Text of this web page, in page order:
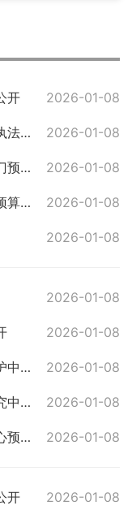
开 2026-01-08
2026年度汨罗市文化市场综合行政执法大队部门预算公开 2026-01-08
2026年度汨罗市文化旅游广电局部门预算公开 2026-01-08
2026年度汨罗市文化旅游发展中心预算公开 2026-01-08
2026-01-08
2026-01-08
2026-01-08
2026年度汨罗市考古研究和文物保护中心部门预算公开 2026-01-08
2026年度汨罗江畔端午习俗传承研究中心部门预算公开 2026-01-08
2026年度汨罗市屈子文化园管理中心预算公开 2026-01-08
开 2026-01-08